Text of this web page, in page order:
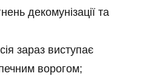
декомунізації та
зараз виступає
ворогом;